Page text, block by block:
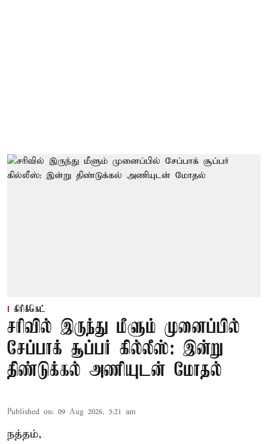
கிரிக்கெட்
சரிவில் இருந்து மீளும் முனைப்பில்
சேப்பாக் சூப்பர் கில்லீஸ்: இன்று
திண்டுக்கல் அணியுடன் மோதல்
Published on: 09 Aug 2026, 5:21 am
நத்தம்,